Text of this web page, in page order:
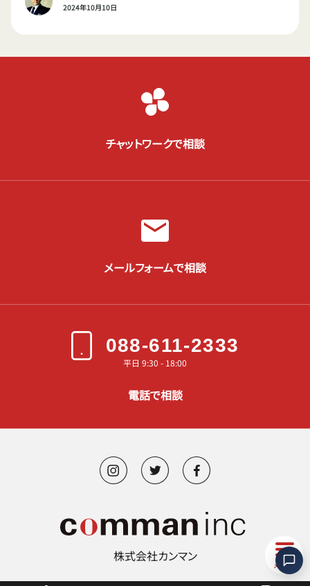
2024年10月10日
チャットワークで相談
メールフォームで相談
088-611-2333
平日 9:30 - 18:00
電話で相談
株式会社カンマン